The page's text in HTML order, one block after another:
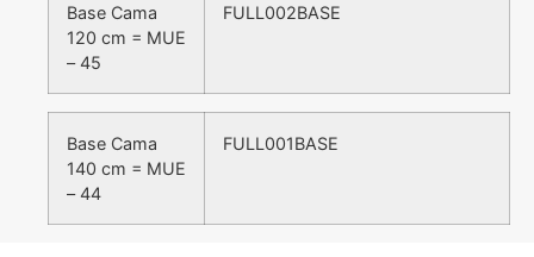
Base Cama
120 cm = MUE
– 45
FULL002BASE
Base Cama
140 cm = MUE
– 44
FULL001BASE